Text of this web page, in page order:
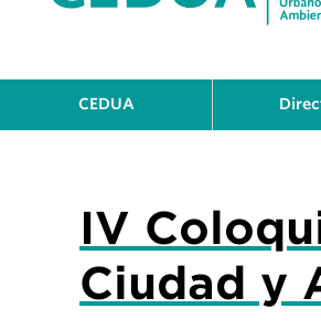
CEDUA
IV
Ciudad y